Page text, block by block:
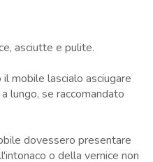
asciutte e pulite.
mobile lascialo asciugare
lungo, se raccomandato
dovessero presentare
o della vernice non